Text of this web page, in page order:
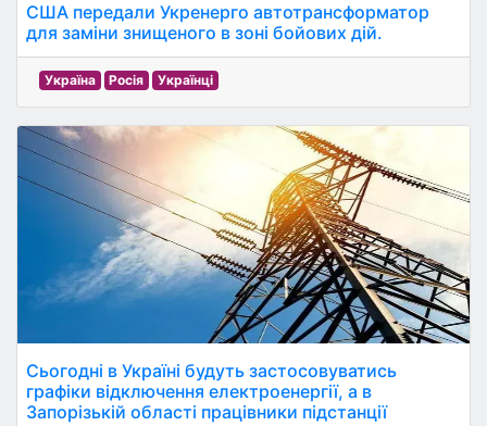
США передали Укренерго автотрансформатор
для заміни знищеного в зоні бойових дій.
Україна Росія Українці
Сьогодні в Україні будуть застосовуватись
графіки відключення електроенергії, а в
Запорізькій області працівники підстанції